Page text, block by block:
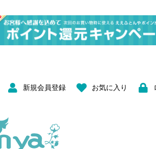
新規会員登録 お気に入り